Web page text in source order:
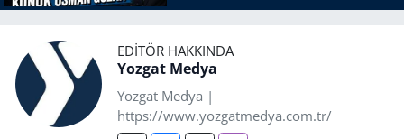
EDITÖR HAKKINDA
Yozgat Medya
Yozgat Medya |
https://www.yozgatmedya.com.tr/